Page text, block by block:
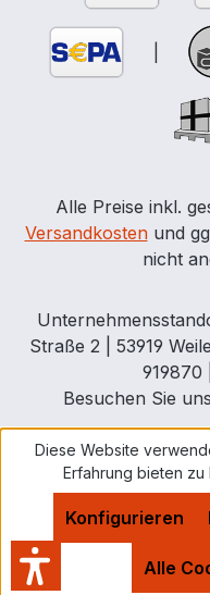
Alle Preise inkl.
Versandkostenund
nicht
Straße 2 | 53919
919870
Besuchen Sie
Diese Website
Erfahrung bieten zu
Konfigurieren
Alle